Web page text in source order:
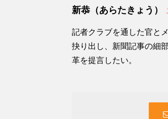
新恭（あらたきょう）
記者クラブを通した官と
抉り出し、新聞記事の細
革を提言したい。